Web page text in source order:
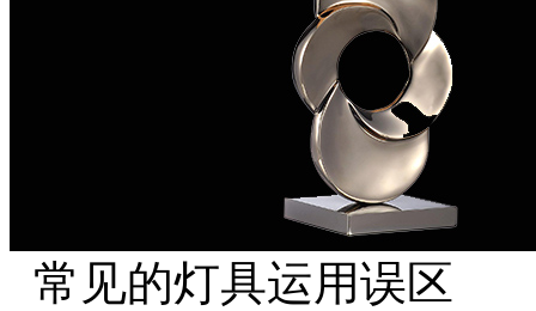
常见的灯具运用误区